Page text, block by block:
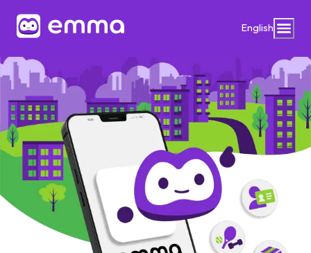
English